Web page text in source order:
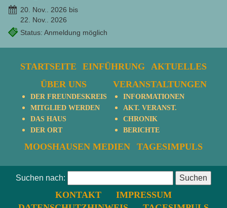
20. Nov.. 2026 bis
22. Nov.. 2026
Status: Anmeldung möglich
STARTSEITE EINFÜHRUNG
AKTUELLES
ÜBER UNS
DER FREUNDESKREIS
MITGLIED WERDEN
DAS HAUS
DER ORT
VERANSTALTUNGEN
INFORMATIONEN
AKT. VERANST.
CHRONIK
BERICHTE
MOOSHAUSEN MEDIEN TAGESIMPULS
Suchen nach:
KONTAKT
IMPRESSUM